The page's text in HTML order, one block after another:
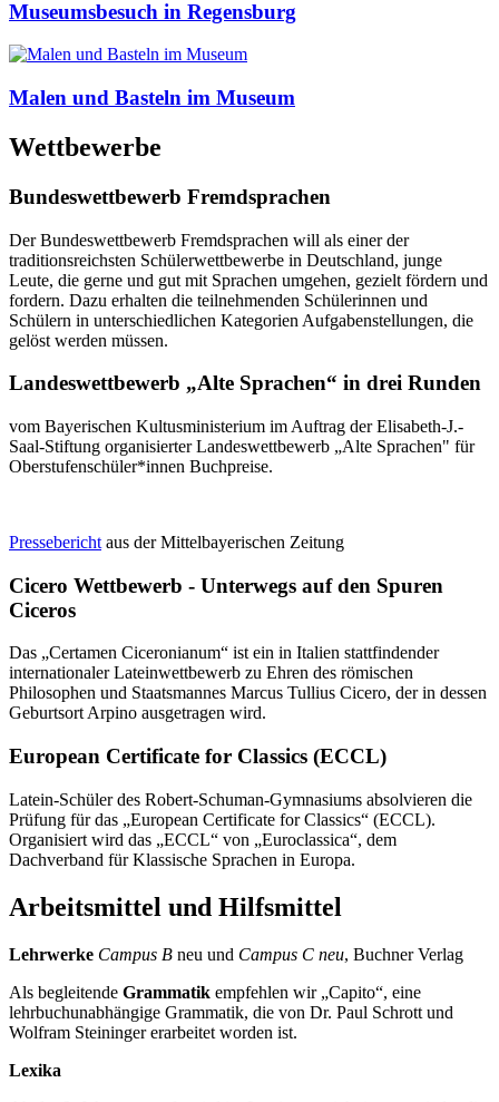
Museumsbesuch in Regensburg
Malen und Basteln im Museum
Wettbewerbe
Bundeswettbewerb Fremdsprachen
Der Bundeswettbewerb Fremdsprachen will als einer der
traditionsreichsten Schülerwettbewerbe in Deutschland, junge
Leute, die gerne und gut mit Sprachen umgehen, gezielt fördern und
fordern. Dazu erhalten die teilnehmenden Schülerinnen und
Schülern in unterschiedlichen Kategorien Aufgabenstellungen, die
gelöst werden müssen.
Landeswettbewerb „Alte Sprachen“ in drei Runden
vom Bayerischen Kultusministerium im Auftrag der Elisabeth-J.-
Saal-Stiftung organisierter Landeswettbewerb „Alte Sprachen" für
Oberstufenschüler*innen Buchpreise.
Pressebericht aus der Mittelbayerischen Zeitung
Cicero Wettbewerb - Unterwegs auf den Spuren
Ciceros
Das „Certamen Ciceronianum“ ist ein in Italien stattfindender
internationaler Lateinwettbewerb zu Ehren des römischen
Philosophen und Staatsmannes Marcus Tullius Cicero, der in dessen
Geburtsort Arpino ausgetragen wird.
European Certificate for Classics (ECCL)
Latein-Schüler des Robert-Schuman-Gymnasiums absolvieren die
Prüfung für das „European Certificate for Classics“ (ECCL).
Organisiert wird das „ECCL“ von „Euroclassica“, dem
Dachverband für Klassische Sprachen in Europa.
Arbeitsmittel und Hilfsmittel
Lehrwerke Campus B neu und Campus C neu, Buchner Verlag
Als begleitende Grammatik empfehlen wir „Capito“, eine
lehrbuchunabhängige Grammatik, die von Dr. Paul Schrott und
Wolfram Steininger erarbeitet worden ist.
Lexika